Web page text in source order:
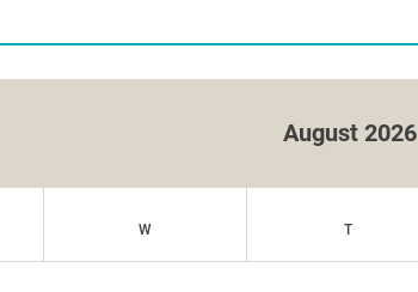
August 2026
W T